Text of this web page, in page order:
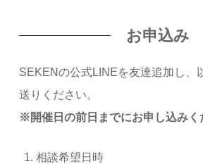
お申込み
SEKENの公式LINEを友達追加し、
送りください。
※開催日の前日までにお申し込みく
相談希望日時